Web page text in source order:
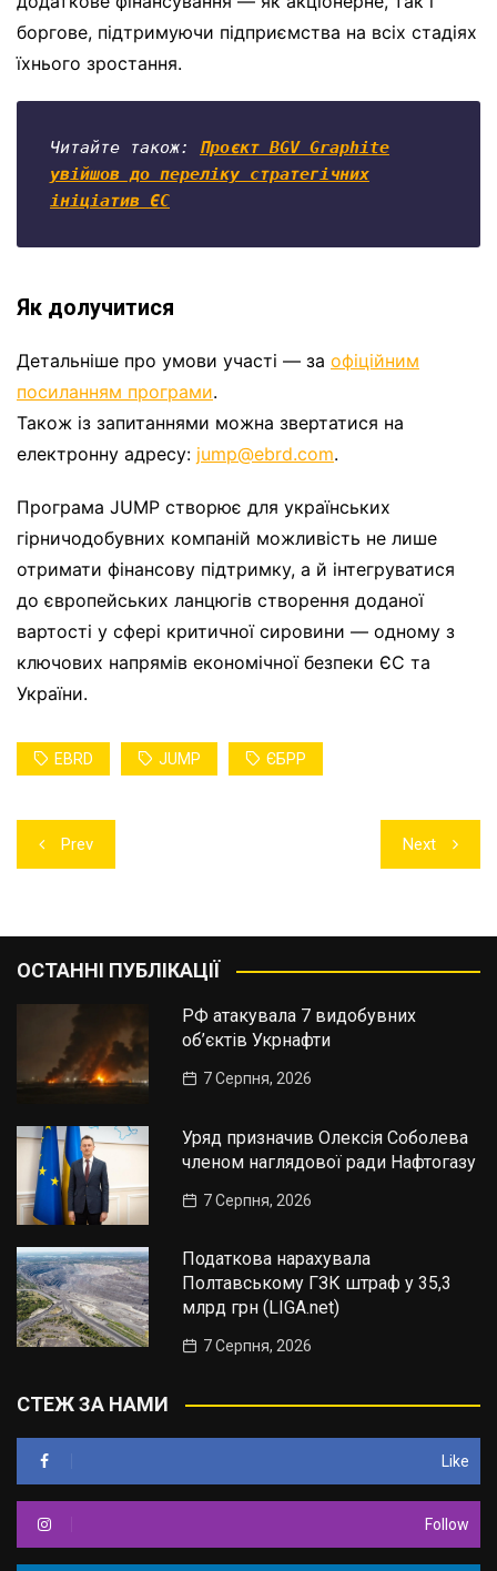
боргове, підтримуючи підприємства на всіх стадіях
їхнього зростання.
Читайте також: Проєкт BGV Graphite
увійшов до переліку стратегічних
ініціатив ЄС
Як долучитися
Детальніше про умови участі — за офіційним
посиланням програми.
Також із запитаннями можна звертатися на
електронну адресу: jump@ebrd.com.
Програма JUMP створює для українських
гірничодобувних компаній можливість не лише
отримати фінансову підтримку, а й інтегруватися
до європейських ланцюгів створення доданої
вартості у сфері критичної сировини — одному з
ключових напрямів економічної безпеки ЄС та
України.
EBRD JUMP ЄБРР
Навігація
записів
Prev Next
ОСТАННІ ПУБЛІКАЦІЇ
РФ атакувала 7 видобувних
об’єктів Укрнафти
7 Серпня, 2026
Уряд призначив Олексія Соболева
членом наглядової ради Нафтогазу
7 Серпня, 2026
Податкова нарахувала
Полтавському ГЗК штраф у 35,3
млрд грн (LIGA.net)
7 Серпня, 2026
СТЕЖ ЗА НАМИ
Like
Follow